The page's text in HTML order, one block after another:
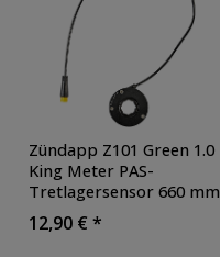
Zündapp Z101 Green 1.0
King Meter PAS-
Tretlagersensor 660 mm
404 mm Linksanbau
Hallsensor Hall-Sensor
12,90 € *